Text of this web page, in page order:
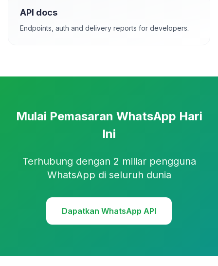
API docs
Endpoints, auth and delivery reports for developers.
Mulai Pemasaran WhatsApp Hari
Ini
Terhubung dengan 2 miliar pengguna
WhatsApp di seluruh dunia
Dapatkan WhatsApp API